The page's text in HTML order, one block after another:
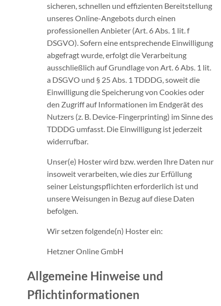
sicheren, schnellen und effizienten Bereitstellung
unseres Online-Angebots durch einen
professionellen Anbieter (Art. 6 Abs. 1 lit. f
DSGVO). Sofern eine entsprechende Einwilligung
abgefragt wurde, erfolgt die Verarbeitung
ausschließlich auf Grundlage von Art. 6 Abs. 1 lit.
a DSGVO und § 25 Abs. 1 TDDDG, soweit die
Einwilligung die Speicherung von Cookies oder
den Zugriff auf Informationen im Endgerät des
Nutzers (z. B. Device-Fingerprinting) im Sinne des
TDDDG umfasst. Die Einwilligung ist jederzeit
widerrufbar.
Unser(e) Hoster wird bzw. werden Ihre Daten nur
insoweit verarbeiten, wie dies zur Erfüllung
seiner Leistungspflichten erforderlich ist und
unsere Weisungen in Bezug auf diese Daten
befolgen.
Wir setzen folgende(n) Hoster ein:
Hetzner Online GmbH
Allgemeine Hinweise und
Pflichtinformationen